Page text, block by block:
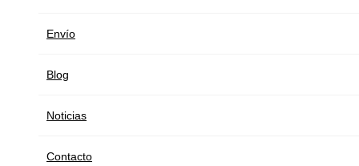
Envío
Blog
Noticias
Contacto